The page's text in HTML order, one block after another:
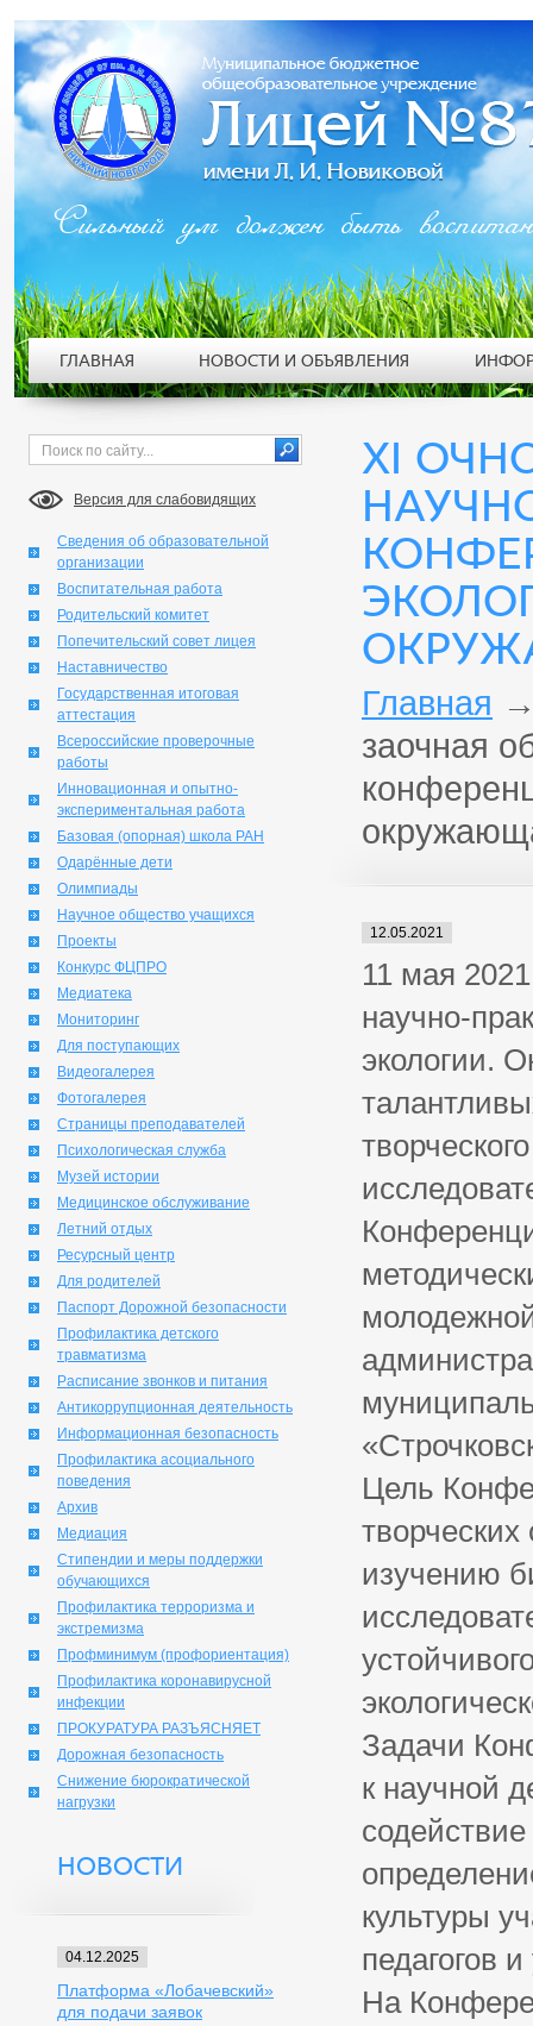
Версия для слабовидящих
Сведения об образовательной
организации
Воспитательная работа
Родительский комитет
Попечительский совет лицея
Наставничество
Государственная итоговая
аттестация
Всероссийские проверочные
работы
Инновационная и опытно-
экспериментальная работа
Базовая (опорная) школа РАН
Одарённые дети
Олимпиады
Научное общество учащихся
Проекты
Конкурс ФЦПРО
Медиатека
Мониторинг
Для поступающих
Видеогалерея
Фотогалерея
Страницы преподавателей
Психологическая служба
Музей истории
Медицинское обслуживание
Летний отдых
Ресурсный центр
Для родителей
Паспорт Дорожной безопасности
Профилактика детского
травматизма
Расписание звонков и питания
Антикоррупционная деятельность
Информационная безопасность
Профилактика асоциального
поведения
Архив
Медиация
Стипендии и меры поддержки
обучающихся
Профилактика терроризма и
экстремизма
Профминимум (профориентация)
Профилактика коронавирусной
инфекции
ПРОКУРАТУРА РАЗЪЯСНЯЕТ
Дорожная безопасность
Снижение бюрократической
нагрузки
НОВОСТИ
04.12.2025
Платформа «Лобачевский»
для подачи заявок
XI
Главная
заочная
12.05.2021
11 мая
научно-
экологии.
Цель
изучению
Задачи
к научной
культуры
педагогов
На
Сильный ум должен быть
ГЛАВНАЯ НОВОСТИ И ОБЪЯВЛЕНИЯ